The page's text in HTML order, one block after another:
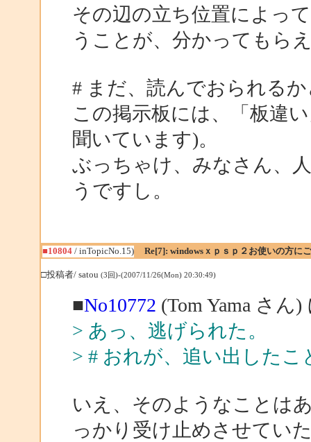
その辺の立ち位置によっ
うことが、分かってもら
# まだ、読んでおられる
この掲示板には、「板違
聞いています)。
ぶっちゃけ、みなさん、
うですし。
■10804/ inTopicNo.15) Re[7]: windowsｘｐｓｐ２お使いの方に
□投稿者/ satou (3回)-(2007/11/26(Mon) 20:30:49)
■No10772 (Tom Yama さん)
> あっ、逃げられた。
> # おれが、追い出した
いえ、そのようなことは
っかり受け止めさせてい